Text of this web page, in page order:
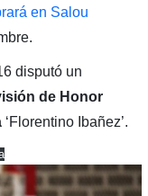
en Salou
disputó un
de Honor
‘Florentino Ibañez’.